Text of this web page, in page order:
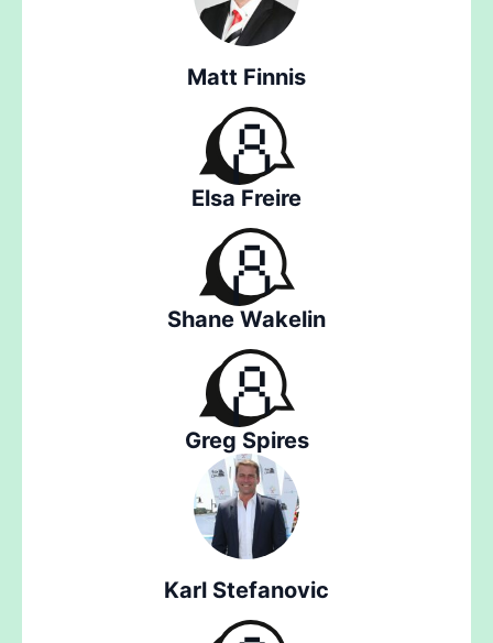
Matt Finnis
Elsa Freire
Shane Wakelin
Greg Spires
Karl Stefanovic